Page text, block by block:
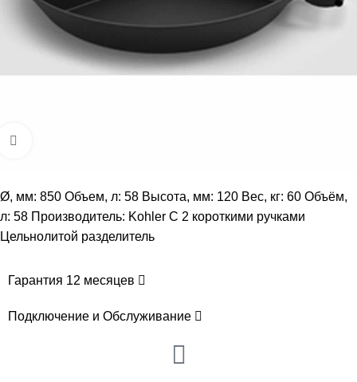
Ø, мм: 850 Объем, л: 58 Высота, мм: 120 Вес, кг: 60 Объём,
л: 58 Производитель: Kohler С 2 короткими ручками
Цельнолитой разделитель
Гарантия 12 месяцев
Подключение и Обслуживание